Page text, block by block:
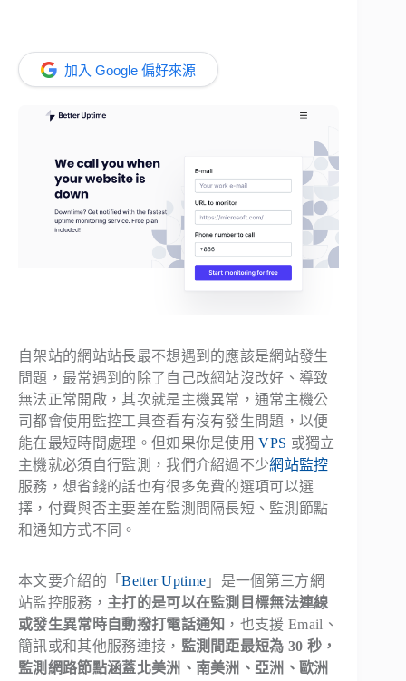
加入 Google 偏好來源
自架站的網站站長最不想遇到的應該是網站發生
問題，最常遇到的除了自己改網站沒改好、導致
無法正常開啟，其次就是主機異常，通常主機公
司都會使用監控工具查看有沒有發生問題，以便
能在最短時間處理。但如果你是使用VPS 或獨立
主機就必須自行監測，我們介紹過不少網站監控
服務，想省錢的話也有很多免費的選項可以選
擇，付費與否主要差在監測間隔長短、監測節點
和通知方式不同。
本文要介紹的「Better Uptime 」是一個第三方網
站監控服務， 主打的是可以在監測目標無法連線
或發生異常時自動撥打電話通知 ，也支援 Email、
簡訊或和其他服務連接， 監測間距最短為 30 秒，
監測網路節點涵蓋北美洲、南美洲、亞洲、歐洲